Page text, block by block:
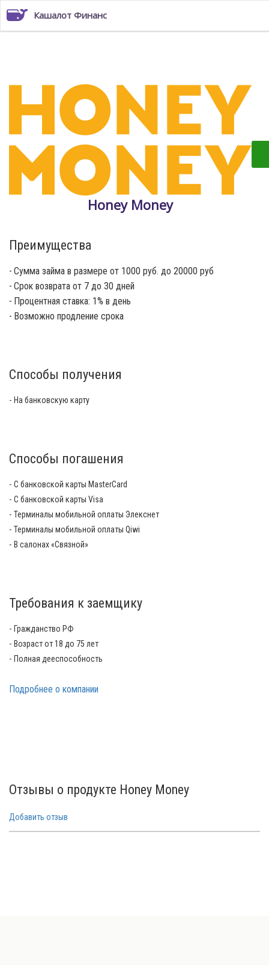
Кашалот Финанс
Honey Money
Преимущества
Сумма займа в размере от 1000 руб. до 20000 руб
Срок возврата от 7 до 30 дней
Процентная ставка: 1% в день
Возможно продление срока
Способы получения
На банковскую карту
Способы погашения
С банковской карты MasterCard
С банковской карты Visa
Терминалы мобильной оплаты Элекснет
Терминалы мобильной оплаты Qiwi
В салонах «Связной»
Требования к заемщику
Гражданство РФ
Возраст от 18 до 75 лет
Полная дееспособность
Подробнее о компании
Отзывы о продукте Honey Money
Добавить отзыв